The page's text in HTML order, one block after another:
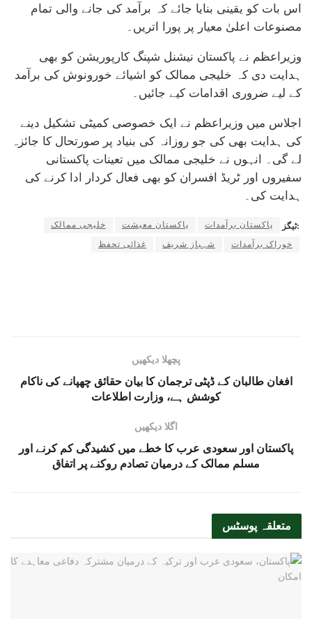
اس بات کو یقینی بنایا جائے کہ برآمد کی جانے والی تمام
مصنوعات اعلیٰ معیار پر پورا اتریں۔
وزیراعظم نے پاکستان نیشنل شپنگ کارپوریشن کو بھی
ہدایت دی کہ خلیجی ممالک کو اشیائے خورونوش کی برآمد
کے لیے ضروری اقدامات کیے جائیں۔
اجلاس میں وزیراعظم نے ایک خصوصی کمیٹی تشکیل دینے
کی ہدایت بھی کی جو روزانہ کی بنیاد پر صورتحال کا جائزہ
لے گی۔ انہوں نے خلیجی ممالک میں تعینات پاکستانی
سفیروں اور ٹریڈ افسران کو بھی فعال کردار ادا کرنے کی
ہدایت کی۔
ٹیگز: پاکستان برآمدات پاکستان معیشت
خلیجی ممالک
خوراک برآمدات
شہباز شریف غذائی تحفظ
پچھلا دیکھیں
افغان طالبان کے ڈپٹی ترجمان کا بیان حقائق چھپانے کی ناکام
کوشش ہے، وزارت اطلاعات
اگلا دیکھیں
پاکستان اور سعودی عرب کا خطے میں کشیدگی کم کرنے اور
مسلم ممالک کے درمیان تصادم روکنے پر اتفاق
متعلقہ پوسٹس